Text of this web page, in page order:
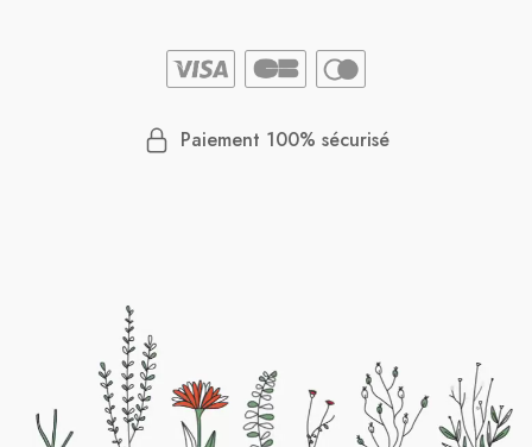
Paiement 100% sécurisé